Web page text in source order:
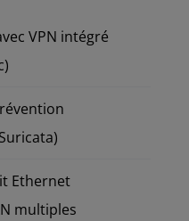
VPN intégré
Ethernet
multiples